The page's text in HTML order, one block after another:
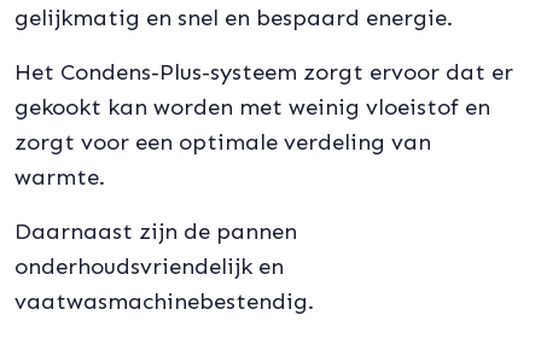
gelijkmatig en snel en bespaard energie.
Het Condens-Plus-systeem zorgt ervoor dat er
gekookt kan worden met weinig vloeistof en
zorgt voor een optimale verdeling van
warmte.
Daarnaast zijn de pannen
onderhoudsvriendelijk en
vaatwasmachinebestendig.